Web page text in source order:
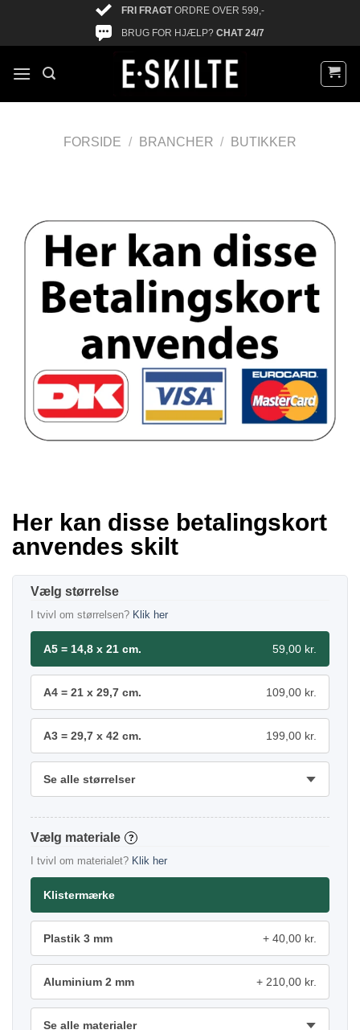
FRI FRAGTORDRE OVER 599,-
BRUG FOR HJÆLP? CHAT 24/7
FORSIDE / BRANCHER / BUTIKKER
Her kan disse betalingskort
anvendes skilt
størrelse
I tvivl om størrelsen? Klik her
A5 = 14,8 x 21 cm. 59,00 kr.
A4 = 21 x 29,7 cm. 109,00 kr.
A3 = 29,7 x 42 cm. 199,00 kr.
Se alle størrelser
materiale ?
I tvivl om materialet? Klik her
Klistermærke
Plastik 3 mm 40,00 kr.
Aluminium 2 mm 210,00 kr.
Se alle materialer